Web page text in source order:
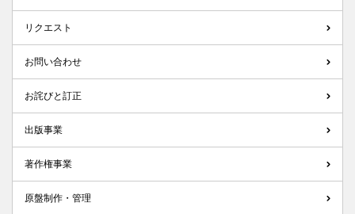
リクエスト
お問い合わせ
お詫びと訂正
出版事業
著作権事業
原盤制作・管理